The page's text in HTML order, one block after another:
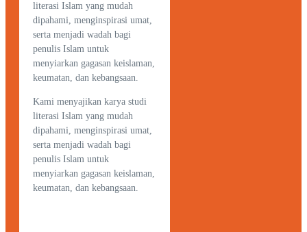
literasi Islam yang mudah
dipahami, menginspirasi umat,
serta menjadi wadah bagi
penulis Islam untuk
menyiarkan gagasan keislaman,
keumatan, dan kebangsaan.
Kami menyajikan karya studi
literasi Islam yang mudah
dipahami, menginspirasi umat,
serta menjadi wadah bagi
penulis Islam untuk
menyiarkan gagasan keislaman,
keumatan, dan kebangsaan.